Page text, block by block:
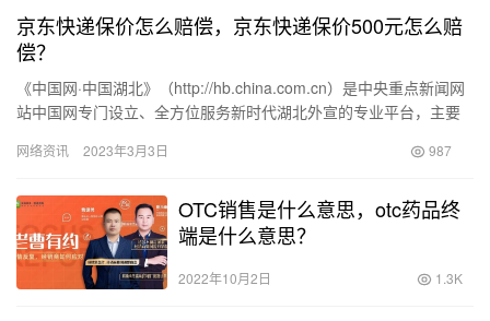
京东快递保价怎么赔偿，京东快递保价500元怎么赔
偿？
《中国网·中国湖北》（http://hb.china.com.cn）是中央重点新闻网
站中国网专门设立、全方位服务新时代湖北外宣的专业平台，主要
网络资讯 2023年3月3日 987
OTC销售是什么意思，otc药品终
端是什么意思？
2022年10月2日 1.3K